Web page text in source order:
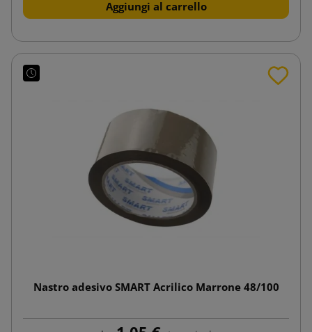
Aggiungi al carrello
Nastro adesivo SMART Acrilico Marrone 48/100